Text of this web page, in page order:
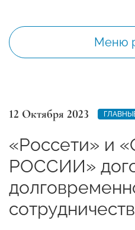
Меню
12 Октября 2023
«Россети» и
РОССИИ»